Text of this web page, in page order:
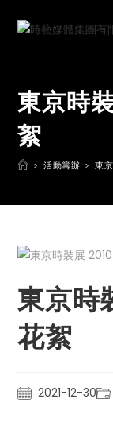
東京時
絮
> 活動籌辦 > 東
東京時
花絮
2021-12-30